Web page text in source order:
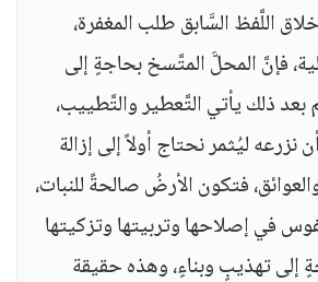
اللَّفظ السَّابق طلب المغفرة،
فإنَّ المحلَّ المتَّسخ بحاجةٍ إلى
ذلك يأتي التَّعطير والتَّطييب،
نزرعه ليُثمر نحتاج أولاً إلى إزالة
فتكون الأرضُ صالحةً للنبات،
في إصلاحها وتربيتها وتزكيتها
إلى تهذيبٍ وبناءٍ، وهذه حقيقة